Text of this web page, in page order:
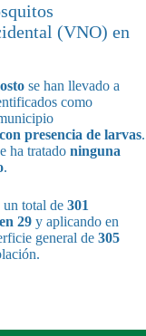
(VNO) en
se han llevado a
como
presencia de larvas.
ha tratado ninguna
.
un total de 301
29 y aplicando en
general de 305